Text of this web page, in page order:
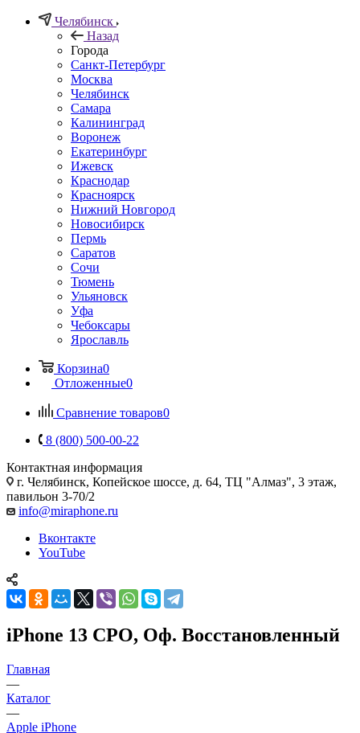
Челябинск
Назад
Города
Санкт-Петербург
Москва
Челябинск
Самара
Калининград
Воронеж
Екатеринбург
Ижевск
Краснодар
Красноярск
Нижний Новгород
Новосибирск
Пермь
Саратов
Сочи
Тюмень
Ульяновск
Уфа
Чебоксары
Ярославль
Корзина0
Отложенные0
Сравнение товаров0
8 (800) 500-00-22
Контактная информация
г. Челябинск, Копейское шоссе, д. 64, ТЦ "Алмаз", 3 этаж,
павильон 3-70/2
info@miraphone.ru
Вконтакте
YouTube
iPhone 13 CPO, Оф. Восстановленный
Главная
—
Каталог
—
Apple iPhone